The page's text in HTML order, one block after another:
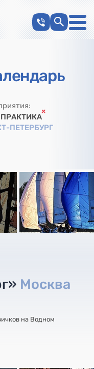
ПЕТЕРБУРГ
Москва
на Водном